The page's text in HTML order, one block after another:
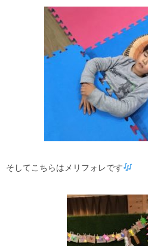
そしてこちらはメリフォレです